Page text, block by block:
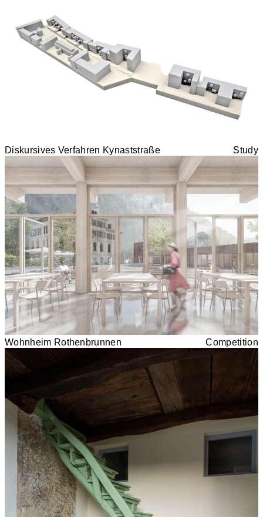
Diskursives Verfahren Kynaststraße Study
Wohnheim Rothenbrunnen Competition